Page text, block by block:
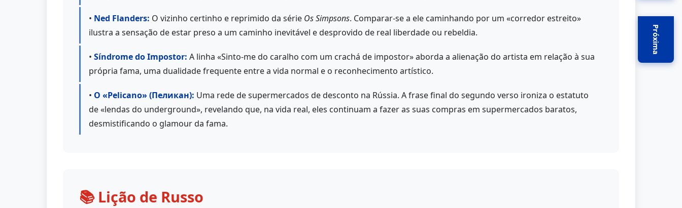
Próxima
• Ned Flanders: O vizinho certinho e reprimido da série Os Simpsons. Comparar-se a ele caminhando por um «corredor estreito»
ilustra a sensação de estar preso a um caminho inevitável e desprovido de real liberdade ou rebeldia.
• Síndrome do Impostor: A linha «Sinto-me do caralho com um crachá de impostor» aborda a alienação do artista em relação à sua
própria fama, uma dualidade frequente entre a vida normal e o reconhecimento artístico.
• O «Pelicano» (Пеликан): Uma rede de supermercados de desconto na Rússia. A frase final do segundo verso ironiza o estatuto
de «lendas do underground», revelando que, na vida real, eles continuam a fazer as suas compras em supermercados baratos,
desmistificando o glamour da fama.
📚 Lição de Russo